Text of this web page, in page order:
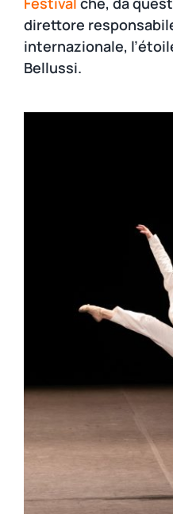
direttore
internazionale,
Bellussi.